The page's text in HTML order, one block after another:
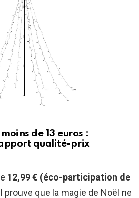
de 13 euros :
qualité-prix
12,99 € (éco-participation de
prouve que la magie de Noël ne